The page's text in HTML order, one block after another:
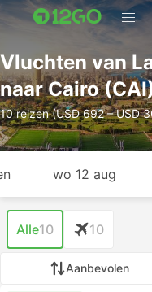
Vluchten van
naar Cairo
10 reizen (USD 692 – USD
wo 12 aug
Alle10 10
Aanbevolen